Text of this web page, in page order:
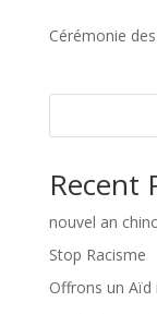
Cérémonie
Recent
nouvel an
Stop Racisme
Offrons un Aïd